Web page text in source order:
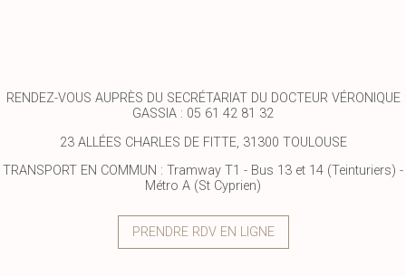
RENDEZ-VOUS AUPRÈS DU SECRÉTARIAT DU DOCTEUR VÉRONIQUE
GASSIA : 05 61 42 81 32
23 ALLÉES CHARLES DE FITTE, 31300 TOULOUSE
TRANSPORT EN COMMUN : Tramway T1 - Bus 13 et 14 (Teinturiers) -
Métro A (St Cyprien)
PRENDRE RDV EN LIGNE